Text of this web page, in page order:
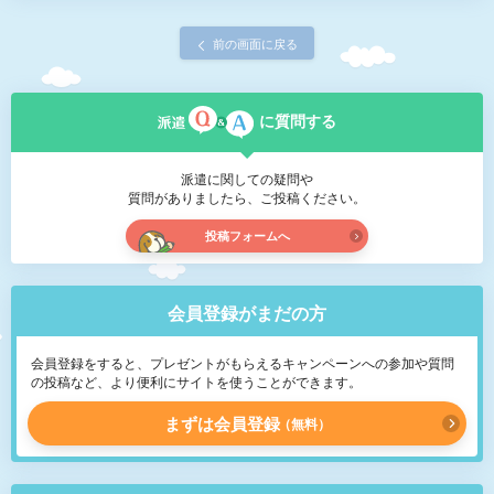
前の画面に戻る
に質問する
派遣に関しての疑問や
質問がありましたら、ご投稿ください。
投稿フォームへ
会員登録がまだの方
会員登録をすると、プレゼントがもらえるキャンペーンへの参加や質問
の投稿など、より便利にサイトを使うことができます。
まずは会員登録 無料